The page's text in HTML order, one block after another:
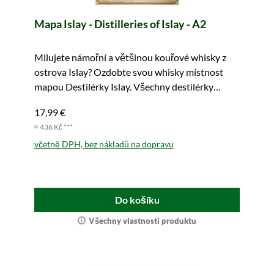
Mapa Islay - Distilleries of Islay - A2
Milujete námořní a většinou kouřové whisky z
ostrova Islay? Ozdobte svou whisky místnost
mapou Destilérky Islay. Všechny destilérky
17,99 €
≈ 436 Kč ***
včetně DPH, bez nákladů na dopravu
Do košíku
Všechny vlastnosti produktu